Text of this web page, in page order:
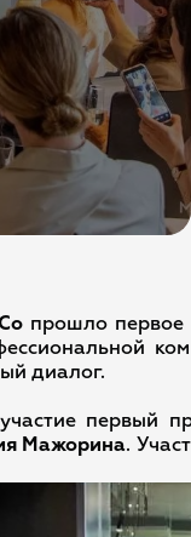
прошло первое
диалог.
первый
Мажорина.